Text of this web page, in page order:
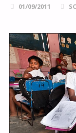
01/09/2011